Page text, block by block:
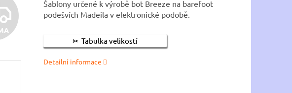
Z
Šablony určené k výrobě bot Breeze na barefoot
podešvích Madeila v elektronické podobě.
Tabulka velikostí
Detailní informace